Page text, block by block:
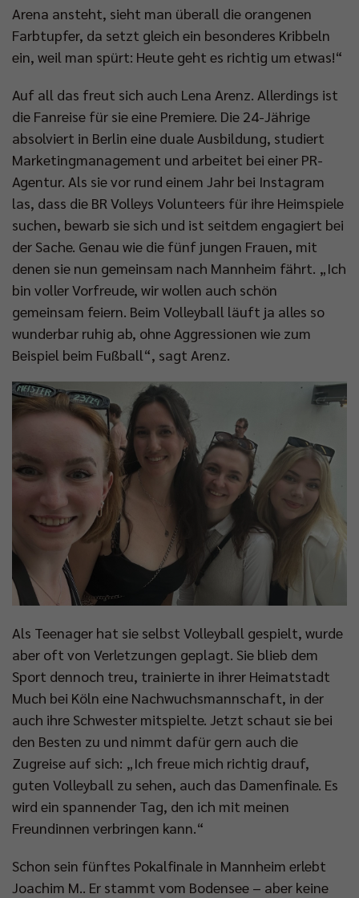
Arena ansteht, sieht man überall die orangenen
Farbtupfer, da setzt gleich ein besonderes Kribbeln
ein, weil man spürt: Heute geht es richtig um etwas!“
Auf all das freut sich auch Lena Arenz. Allerdings ist
die Fanreise für sie eine Premiere. Die 24-Jährige
absolviert in Berlin eine duale Ausbildung, studiert
Marketingmanagement und arbeitet bei einer PR-
Agentur. Als sie vor rund einem Jahr bei Instagram
las, dass die BR Volleys Volunteers für ihre Heimspiele
suchen, bewarb sie sich und ist seitdem engagiert bei
der Sache. Genau wie die fünf jungen Frauen, mit
denen sie nun gemeinsam nach Mannheim fährt. „Ich
bin voller Vorfreude, wir wollen auch schön
gemeinsam feiern. Beim Volleyball läuft ja alles so
wunderbar ruhig ab, ohne Aggressionen wie zum
Beispiel beim Fußball“, sagt Arenz.
Als Teenager hat sie selbst Volleyball gespielt, wurde
aber oft von Verletzungen geplagt. Sie blieb dem
Sport dennoch treu, trainierte in ihrer Heimatstadt
Much bei Köln eine Nachwuchsmannschaft, in der
auch ihre Schwester mitspielte. Jetzt schaut sie bei
den Besten zu und nimmt dafür gern auch die
Zugreise auf sich: „Ich freue mich richtig drauf,
guten Volleyball zu sehen, auch das Damenfinale. Es
wird ein spannender Tag, den ich mit meinen
Freundinnen verbringen kann.“
Schon sein fünftes Pokalfinale in Mannheim erlebt
Joachim M.. Er stammt vom Bodensee – aber keine